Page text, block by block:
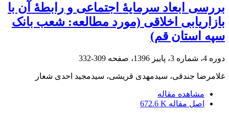
بررسی ابعاد سرمایۀ اجتماعی و رابطۀ آن با
بازاریابی اخلاقی (مورد مطالعه: شعب بانک
سپه استان قم)
دوره 4، شماره 3، پاییز 1396، صفحه 309-332
غلامرضا جندقی، سیدمهدی قریشی، سیدمجید احدی شعار
مشاهده مقاله
اصل مقاله 672.6 K